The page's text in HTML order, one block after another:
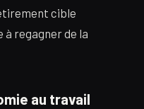
cible
à regagner de la
au travail